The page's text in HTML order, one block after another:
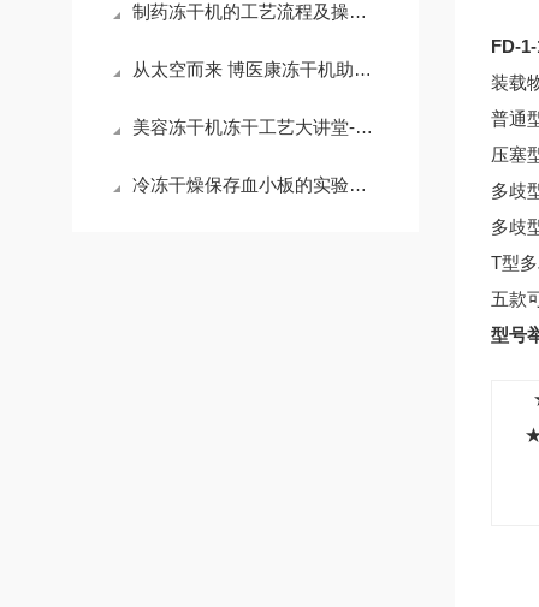
制药冻干机的工艺流程及操作要点
从太空而来 博医康冻干机助您抓住冻干食品商机
美容冻干机冻干工艺大讲堂-生物因子冻干闪释片冻干
冷冻干燥保存血小板的实验研究
FD-
装载
普通
压塞
多歧
多歧
T型
五款
型号